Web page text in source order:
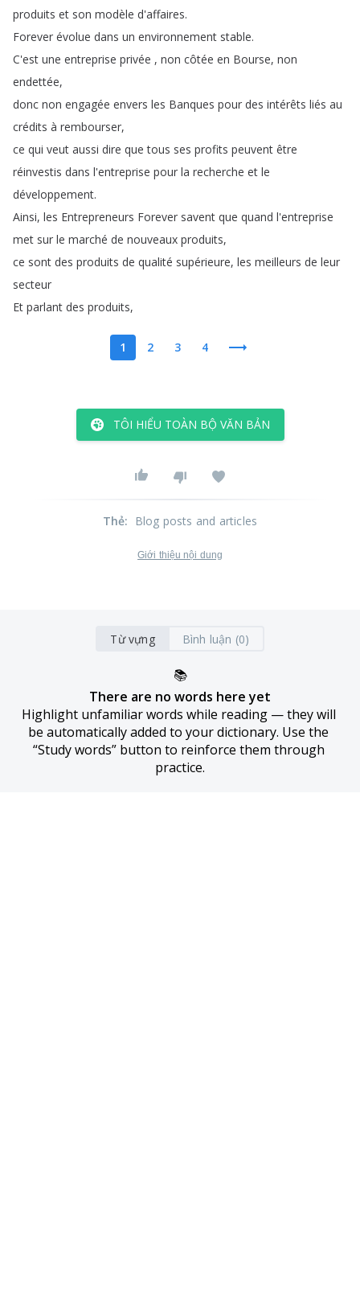
produits et son modèle d'affaires.
Forever évolue dans un environnement stable.
C'est une entreprise privée , non côtée en Bourse, non
endettée,
donc non engagée envers les Banques pour des intérêts liés au
crédits à rembourser,
ce qui veut aussi dire que tous ses profits peuvent être
réinvestis dans l'entreprise pour la recherche et le
développement.
Ainsi, les Entrepreneurs Forever savent que quand l'entreprise
met sur le marché de nouveaux produits,
ce sont des produits de qualité supérieure, les meilleurs de leur
secteur
Et parlant des produits,
1 2 3 4
TÔI HIỂU TOÀN BỘ VĂN BẢN
Thẻ: Blog posts and articles
Giới thiệu nội dung
Từ vựng Bình luận (0)
📚
There are no words here yet
Highlight unfamiliar words while reading — they will
be automatically added to your dictionary. Use the
“Study words” button to reinforce them through
practice.